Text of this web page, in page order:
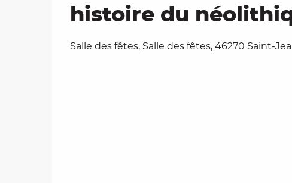
histoire du
Salle des fêtes, Salle des fêtes, 46270 Saint-